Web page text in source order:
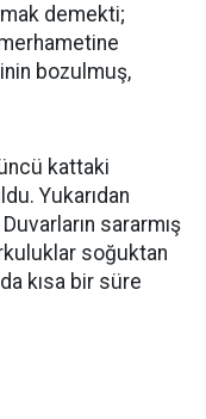
demekti;
bozulmuş,
kattaki
Yukarıdan
sararmış
soğuktan
kısa bir süre